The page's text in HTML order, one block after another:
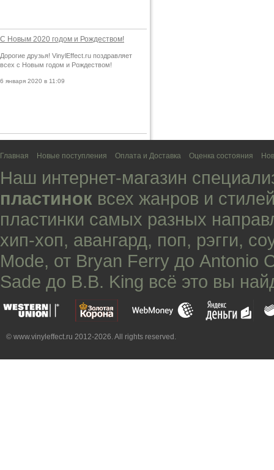
С Новым 2020 годом и Рождеством!
Дорогие друзья! VinylEffect.ru поздравляет
всех с Новым годом и Рождеством!
6 января 2020 в 11:09
Главная Новые поступления Оплата и Доставка Оценка состояния
Наш интернет-магазин
пластинок всех жанров и
пластинки самых разных
хип-хоп, авангард, поп, рэгги,
Mode, от Bryan Ferry до Antonio
Sade до B.B. King всё это вы
© www.vinyleffect.ru 2012-2026. All rights reserved.